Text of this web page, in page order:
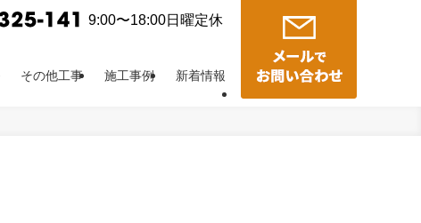
9:00〜18:00日曜定休
その他工事 施工事例 新着情報